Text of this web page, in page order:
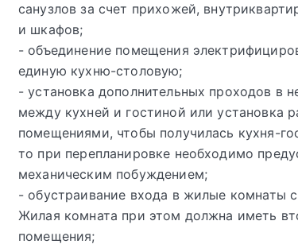
санузлов за счет прихожей,
и шкафов;
- объединение помещения
единую кухню-столовую;
- установка дополнительных проходов в
между кухней и гостиной или установка
помещениями, чтобы получилась кухня-
то при перепланировке необходимо
механическим побуждением;
- обустраивание входа в жилые комнаты
Жилая комната при этом должна иметь
помещения;